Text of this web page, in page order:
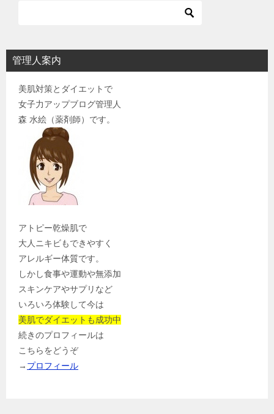
管理人案内
美肌対策とダイエットで
女子力アップブログ管理人
森 水絵（薬剤師）です。
アトピー乾燥肌で
大人ニキビもできやすく
アレルギー体質です。
しかし食事や運動や無添加
スキンケアやサプリなど
いろいろ体験して今は
美肌でダイエットも成功中
続きのプロフィールは
こちらをどうぞ
→ プロフィール